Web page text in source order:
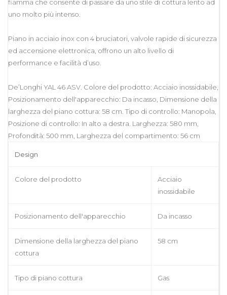
fiamma che consente di passare da uno stile di cottura lento ad
uno molto più intenso.
Piano in acciaio inox con 4 bruciatori, valvole rapide di sicurezza
ed accensione elettronica, offrono un alto livello di
performance e facilità d’uso.
De’Longhi YAL 46 ASV. Colore del prodotto: Acciaio inossidabile,
Posizionamento dell'apparecchio: Da incasso, Dimensione della
larghezza del piano cottura: 58 cm. Tipo di controllo: Manopola,
Posizione di controllo: In alto a destra. Larghezza: 580 mm,
Profondità: 500 mm, Larghezza del compartimento: 56 cm
Design
Colore del prodotto
Acciaio
inossidabile
Posizionamento dell'apparecchio Da incasso
Dimensione della larghezza del piano
cottura
58 cm
Tipo di piano cottura Gas